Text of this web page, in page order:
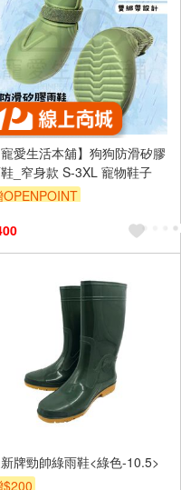
寵愛生活本舖】狗狗防滑矽膠
_窄身款 S-3XL 寵物鞋子
OPENPOINT
牌勁帥綠雨鞋<綠色-10.5>
$200